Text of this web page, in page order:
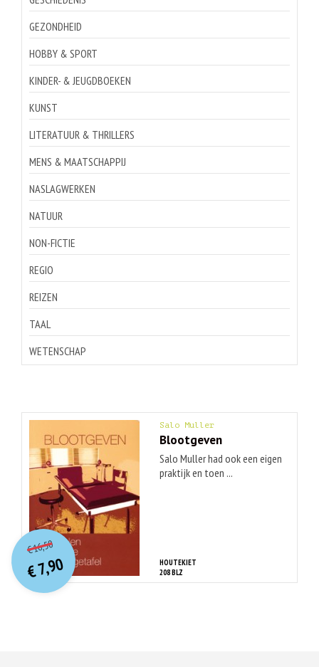
GEZONDHEID
HOBBY & SPORT
KINDER- & JEUGDBOEKEN
KUNST
LITERATUUR & THRILLERS
MENS & MAATSCHAPPIJ
NASLAGWERKEN
NATUUR
NON-FICTIE
REGIO
REIZEN
TAAL
WETENSCHAP
Salo Muller
Blootgeven
Salo Muller had ook een eigen
praktijk en toen ...
HOUTEKIET
208 BLZ
€16,50O
orspr
onkelijke
prijs
was:
€ 16,50.
€7,90
Huidige
prijs
is:
€ 7,90.